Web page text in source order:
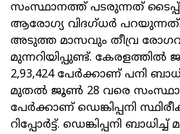
സംസ്ഥാനത്ത് പടരുന്നത് ടൈപ്പ്
ആരോഗ്യ വിദഗ്ധര്‍
അടുത്ത മാസവും തീവ്ര
മുന്നറിയിപ്പുണ്ട്. കേരളത്തില്‍
2,93,424 പേര്‍ക്കാണ് പനി
മുതല്‍ ജൂണ്‍ 28 വരെ
പേര്‍ക്കാണ് ഡെങ്കിപ്പനി
റിപ്പോര്‍ട്ട്. ഡെങ്കിപ്പനി ബാധിച്ച്